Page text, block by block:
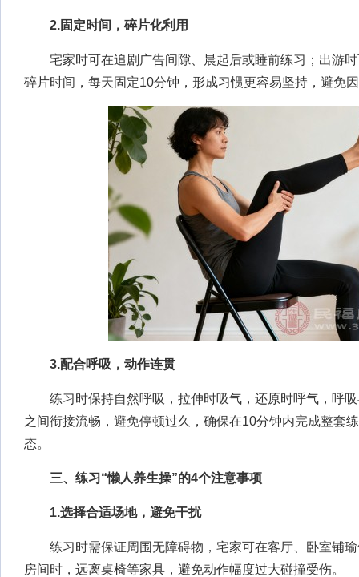
2.固定时间，碎片化利用
宅家时可在追剧广告间隙、晨起后或睡前练习；出游时
碎片时间，每天固定10分钟，形成习惯更容易坚持，避免因
3.配合呼吸，动作连贯
练习时保持自然呼吸，拉伸时吸气，还原时呼气，呼吸
之间衔接流畅，避免停顿过久，确保在10分钟内完成整套
态。
三、练习“懒人养生操”的4个注意事项
1.选择合适场地，避免干扰
练习时需保证周围无障碍物，宅家可在客厅、卧室铺瑜
房间时，远离桌椅等家具，避免动作幅度过大碰撞受伤。